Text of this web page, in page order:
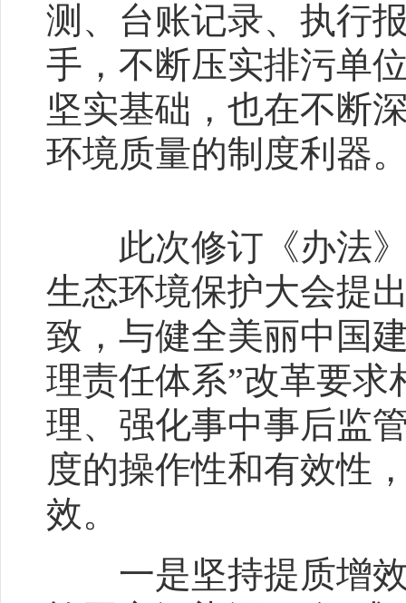
测、台账记录、执行
手，不断压实排污单
坚实基础，也在不断
环境质量的制度利器
此次修订《办法》
生态环境保护大会提
致，与健全美丽中国
理责任体系”改革要
理、强化事中事后监
度的操作性和有效性
效。
一是坚持提质增效